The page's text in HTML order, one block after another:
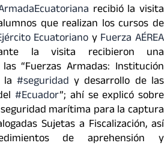
recibió la visita
que realizan los cursos de
Ecuatoriano y Fuerza AÉREA
la visita recibieron una
“Fuerzas Armadas: Institución
#seguridad y desarrollo de las
#Ecuador”; ahí se explicó sobre
marítima para la captura
Sujetas a Fiscalización, así
de aprehensión y